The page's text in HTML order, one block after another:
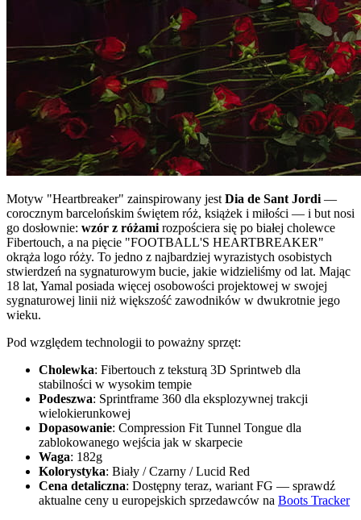
Motyw "Heartbreaker" zainspirowany jest Dia de Sant Jordi —
corocznym barcelońskim świętem róż, książek i miłości — i but nosi
go dosłownie: wzór z różami rozpościera się po białej cholewce
Fibertouch, a na pięcie "FOOTBALL'S HEARTBREAKER"
okrąża logo róży. To jedno z najbardziej wyrazistych osobistych
stwierdzeń na sygnaturowym bucie, jakie widzieliśmy od lat. Mając
18 lat, Yamal posiada więcej osobowości projektowej w swojej
sygnaturowej linii niż większość zawodników w dwukrotnie jego
wieku.
Pod względem technologii to poważny sprzęt:
Cholewka: Fibertouch z teksturą 3D Sprintweb dla
stabilności w wysokim tempie
Podeszwa: Sprintframe 360 dla eksplozywnej trakcji
wielokierunkowej
Dopasowanie: Compression Fit Tunnel Tongue dla
zablokowanego wejścia jak w skarpecie
Waga: 182g
Kolorystyka: Biały / Czarny / Lucid Red
Cena detaliczna: Dostępny teraz, wariant FG — sprawdź
aktualne ceny u europejskich sprzedawców na Boots Tracker